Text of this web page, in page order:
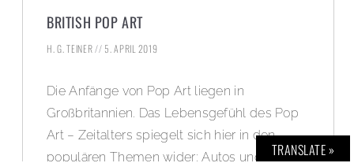
BRITISH POP ART
H. G. TEINER 5. APRIL 2019
Die Anfänge von Pop Art liegen in
Großbritannien. Das Lebensgefühl des Pop
Art – Zeitalters spiegelt sich hier in den
populären Themen wider: Autos und
TRANSLATE »